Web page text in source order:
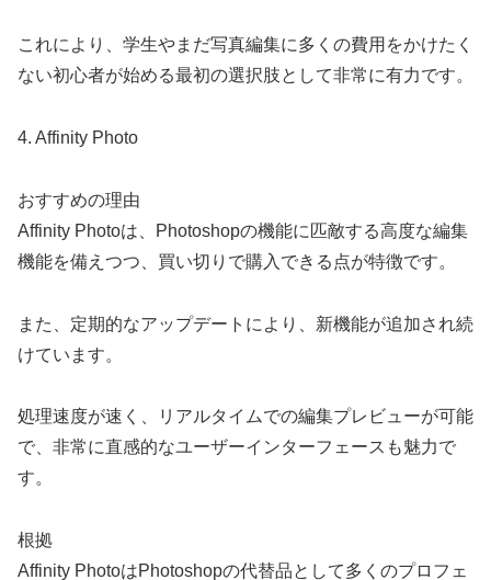
これにより、学生やまだ写真編集に多くの費用をかけたく
ない初心者が始める最初の選択肢として非常に有力です。
4. Affinity Photo
おすすめの理由
Affinity Photoは、Photoshopの機能に匹敵する高度な編集
機能を備えつつ、買い切りで購入できる点が特徴です。
また、定期的なアップデートにより、新機能が追加され続
けています。
処理速度が速く、リアルタイムでの編集プレビューが可能
で、非常に直感的なユーザーインターフェースも魅力で
す。
根拠
Affinity PhotoはPhotoshopの代替品として多くのプロフェ